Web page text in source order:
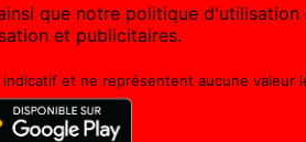
que notre politique
et publicitaires.
et ne représentent aucune valeur